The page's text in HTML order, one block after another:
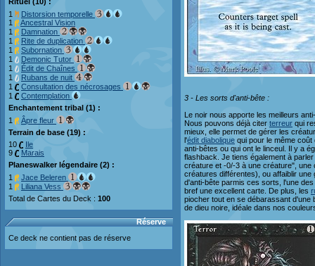
1
Distorsion temporelle
1
Ancestral Vision
1
Damnation
1
Rite de duplication
1
Subornation
1
Demonic Tutor
1
Édit de Chaînes
1
Rubans de nuit
1
Consultation des nécrosages
1
Contemplation
Enchantement tribal (1) :
1
Âpre fleur
Terrain de base (19) :
10
Ile
9
Marais
Planeswalker légendaire (2) :
1
Jace Beleren
1
Liliana Vess
Total de Cartes du Deck : 100
Réserve
Ce deck ne contient pas de réserve
3 - Les sorts d'anti-bête :
Le noir nous apporte les meilleurs
Nous pouvons déjà citer terreur qui
mieux, elle permet de gérer les
l'édit diabolique qui pour le même
anti-bêtes ou qui ont le linceul. Il y a
flashback. Je tiens également à
créature et -0/-3 à une créature",
créatures différentes), ou affaiblir
d'anti-bête parmis ces sorts, l'une
bref une excellent carte. De plus, les
piocher tout en se débarassant d'une
de dieu noire, idéale dans nos